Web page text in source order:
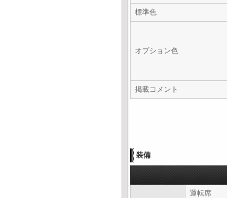
標準色
オプション色
掲載コメント
装備
運転席